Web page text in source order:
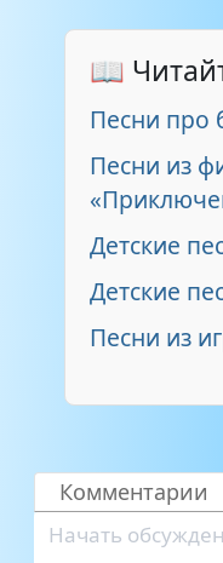
📖
Песни про
Песни из
Детские
Детские
Песни из
Комментарии